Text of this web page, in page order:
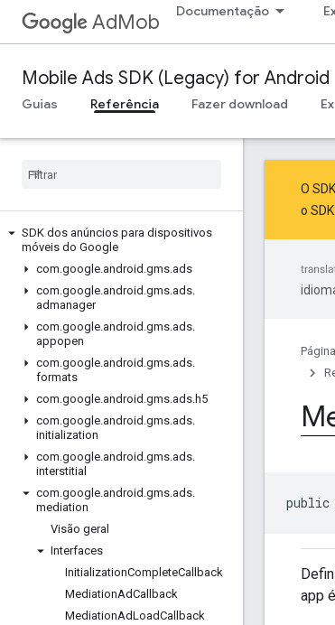
AdMob Documentação
Mobile Ads SDK (Legacy) for Android
Guias Referência Fazer download
SDK dos anúncios para dispositivos
móveis do Google
com.google.android .gms.ads
com.google.android .gms.ads.
admanager
com.google.android .gms.ads.
appopen
com.google.android .gms.ads.
formats
com.google.android .gms.ads.h5
com.google.android .gms.ads.
initialization
com.google.android .gms.ads.
interstitial
com.google.android .gms.ads.
mediation
Visão geral
Interfaces
InitializationCompleteCallback
MediationAdCallback
MediationAdLoadCallback
O
o
public
app